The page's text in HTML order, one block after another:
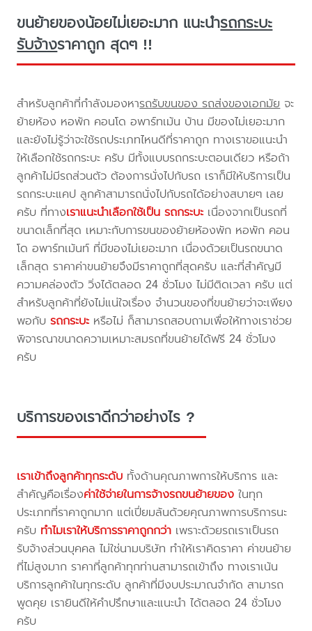
ขนย้ายของน้อยไม่เยอะมาก แนะนำรถกระบะ
รับจ้างราคาถูก สุดๆ !!
สำหรับลูกค้าที่กำลังมองหารถรับขนของ รถส่งของเอกมัย จะ
ย้ายห้อง หอพัก คอนโด อพาร์ทเม้น บ้าน มีของไม่เยอะมาก
และยังไม่รู้ว่าจะใช้รถประเภทไหนดีที่ราคาถูก ทางเราขอแนะนำ
ให้เลือกใช้รถกระบะ ครับ มีทั้งแบบรถกระบะตอนเดียว หรือถ้า
ลูกค้าไม่มีรถส่วนตัว ต้องการนั่งไปกับรถ เราก็มีให้บริการเป็น
รถกระบะแคป ลูกค้าสามารถนั่งไปกับรถได้อย่างสบายๆ เลย
ครับ ที่ทางเราแนะนำเลือกใช้เป็น รถกระบะ เนื่องจากเป็นรถที่
ขนาดเล็กที่สุด เหมาะกับการขนของย้ายห้องพัก หอพัก คอน
โด อพาร์ทเม้นท์ ที่มีของไม่เยอะมาก เนื่องด้วยเป็นรถขนาด
เล็กสุด ราคาค่าขนย้ายจึงมีราคาถูกที่สุดครับ และที่สำคัญมี
ความคล่องตัว วิ่งได้ตลอด 24 ชั่วโมง ไม่มีติดเวลา ครับ แต่
สำหรับลูกค้าที่ยังไม่แน่ใจเรื่อง จำนวนของที่ขนย้ายว่าจะเพียง
พอกับรถกระบะ หรือไม่ ก็สามารถสอบถามเพื่อให้ทางเราช่วย
พิจารณาขนาดความเหมาะสมรถที่ขนย้ายได้ฟรี 24 ชั่วโมง
ครับ
บริการของเราดีกว่าอย่างไร ?
เราเข้าถึงลูกค้าทุกระดับ ทั้งด้านคุณภาพการให้บริการ และ
สำคัญคือเรื่องค่าใช้จ่ายในการจ้างรถขนย้ายของ ในทุก
ประเภทที่ราคาถูกมาก แต่เปี่ยมล้นด้วยคุณภาพการบริการนะ
ครับ ทำไมเราให้บริการราคาถูกกว่า เพราะด้วยรถเราเป็นรถ
รับจ้างส่วนบุคคล ไม่ใช่นามบริษัท ทำให้เราคิดราคา ค่าขนย้าย
ที่ไม่สูงมาก ราคาที่ลูกค้าทุกท่านสามารถเข้าถึง ทางเราเน้น
บริการลูกค้าในทุกระดับ ลูกค้าที่มีงบประมาณจำกัด สามารถ
พูดคุย เรายินดีให้คำปรึกษาและแนะนำ ได้ตลอด 24 ชั่วโมง
ครับ